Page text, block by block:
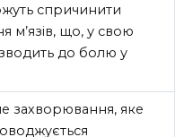
спричинити
м’язів, що, у свою
до болю у
захворювання, яке